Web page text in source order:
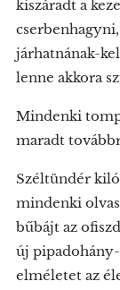
kiszáradt a
járhatnának-
lenne akkora
Mindenki
maradt
Széltündér
mindenki
bűbájt az
új
elméletet az